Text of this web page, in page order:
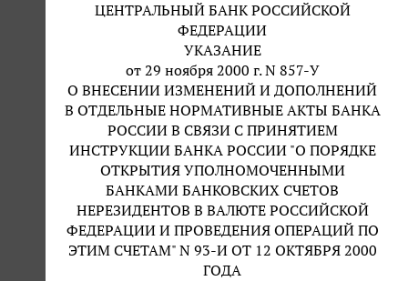
ЦЕНТРАЛЬНЫЙ БАНК РОССИЙСКОЙ
ФЕДЕРАЦИИ
УКАЗАНИЕ
от 29 ноября 2000 г. N 857-У
О ВНЕСЕНИИ ИЗМЕНЕНИЙ И ДОПОЛНЕНИЙ
В ОТДЕЛЬНЫЕ НОРМАТИВНЫЕ АКТЫ БАНКА
РОССИИ В СВЯЗИ С ПРИНЯТИЕМ
ИНСТРУКЦИИ БАНКА РОССИИ "О ПОРЯДКЕ
ОТКРЫТИЯ УПОЛНОМОЧЕННЫМИ
БАНКАМИ БАНКОВСКИХ СЧЕТОВ
НЕРЕЗИДЕНТОВ В ВАЛЮТЕ РОССИЙСКОЙ
ФЕДЕРАЦИИ И ПРОВЕДЕНИЯ ОПЕРАЦИЙ ПО
ЭТИМ СЧЕТАМ" N 93-И ОТ 12 ОКТЯБРЯ 2000
ГОДА